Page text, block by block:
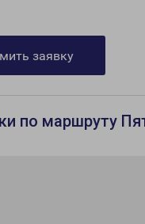
заявку
по маршруту